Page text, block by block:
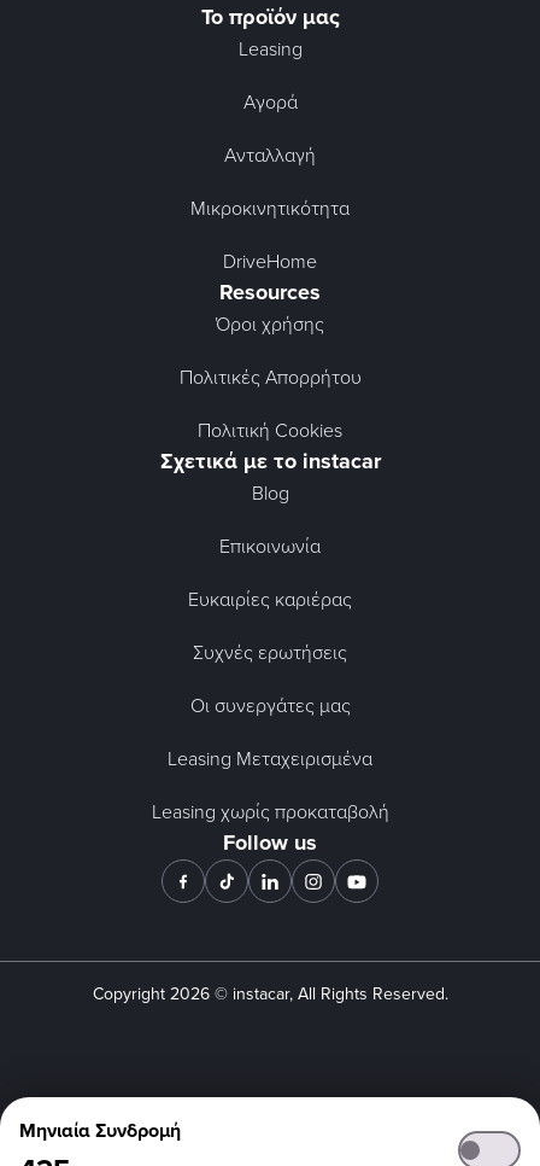
Μηνιαία Συνδρομή
Το προϊόν μας
Leasing
Αγορά
Ανταλλαγή
Μικροκινητικότητα
DriveHome
Resources
Όροι χρήσης
Πολιτικές Απορρήτου
Πολιτική Cookies
Σχετικά με το instacar
Blog
Επικοινωνία
Ευκαιρίες καριέρας
Συχνές ερωτήσεις
Οι συνεργάτες μας
Leasing Μεταχειρισμένα
Leasing χωρίς προκαταβολή
Follow us
Copyright 2026© instacar, All Rights Reserved.